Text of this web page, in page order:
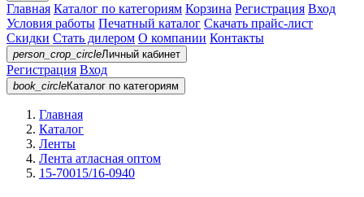
Главная Каталог по категориям Корзина Регистрация Вход
Условия работы Печатный каталог Скачать прайс-лист
Скидки Стать дилером О компании Контакты
person_crop_circleЛичный кабинет
Регистрация Вход
book_circleКаталог по категориям
Главная
Каталог
Ленты
Лента атласная оптом
15-70015/16-0940